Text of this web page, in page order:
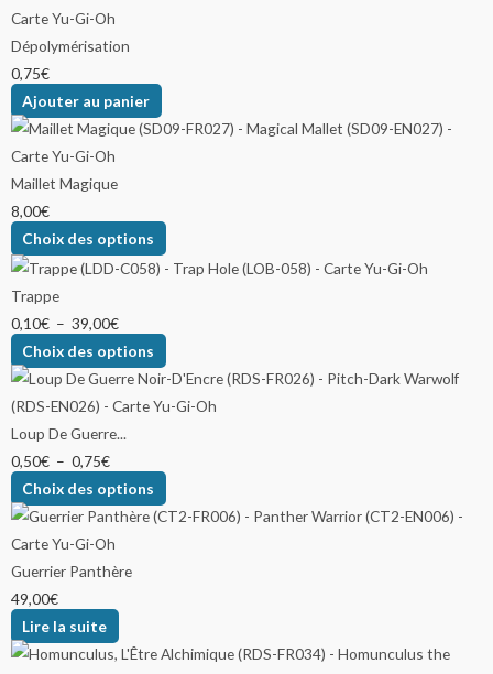
Dépolymérisation
0,75€
Ajouter au panier
Maillet Magique
8,00€
Choix des options
Trappe
0,10€ – 39,00€
Choix des options
Loup De Guerre...
0,50€ – 0,75€
Choix des options
Guerrier Panthère
49,00€
Lire la suite